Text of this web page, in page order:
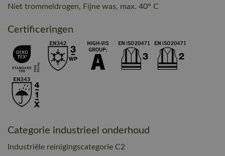
Niet trommeldrogen, Fijne was, max. 40° C
Certificeringen
Categorie industrieel onderhoud
Industriële reinigingscategorie C2